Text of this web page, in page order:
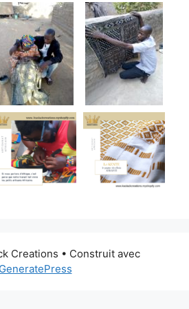
Creations • Construit avec
GeneratePress